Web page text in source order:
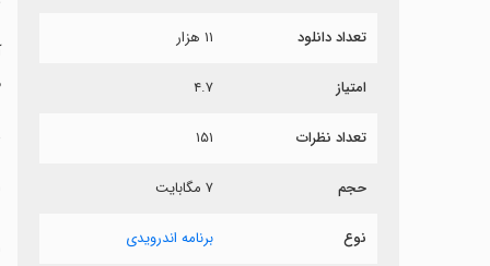
تعداد دانلود ۱۱ هزار
امتیاز ۴.۷
تعداد نظرات ۱۵۱
حجم ۷ مگابایت
نوع برنامه اندرویدی